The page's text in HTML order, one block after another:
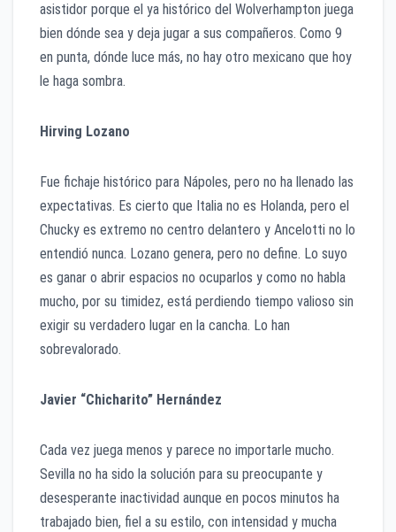
asistidor porque el ya histórico del Wolverhampton juega
bien dónde sea y deja jugar a sus compañeros. Como 9
en punta, dónde luce más, no hay otro mexicano que hoy
le haga sombra.
Hirving Lozano
Fue fichaje histórico para Nápoles, pero no ha llenado las
expectativas. Es cierto que Italia no es Holanda, pero el
Chucky es extremo no centro delantero y Ancelotti no lo
entendió nunca. Lozano genera, pero no define. Lo suyo
es ganar o abrir espacios no ocuparlos y como no habla
mucho, por su timidez, está perdiendo tiempo valioso sin
exigir su verdadero lugar en la cancha. Lo han
sobrevalorado.
Javier “Chicharito” Hernández
Cada vez juega menos y parece no importarle mucho.
Sevilla no ha sido la solución para su preocupante y
desesperante inactividad aunque en pocos minutos ha
trabajado bien, fiel a su estilo, con intensidad y mucha